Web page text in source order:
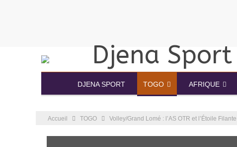
DJENA SPORT TOGO AFRIQUE
Accueil TOGO Volley/Grand Lomé : l’AS OTR et l’Étoile